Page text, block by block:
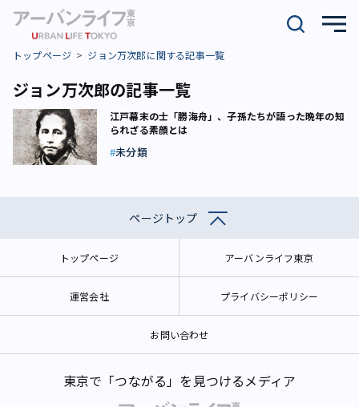
トップページ ジョン万次郎に関する記事一覧
ジョン万次郎の記事一覧
江戸幕末の士「勝海舟」、子孫たちが語った晩年の知
られざる素顔とは
未分類
ページトップ
トップページ アーバンライフ東京
運営会社 プライバシーポリシー
お問い合わせ
東京で「つながる」を見つけるメディア